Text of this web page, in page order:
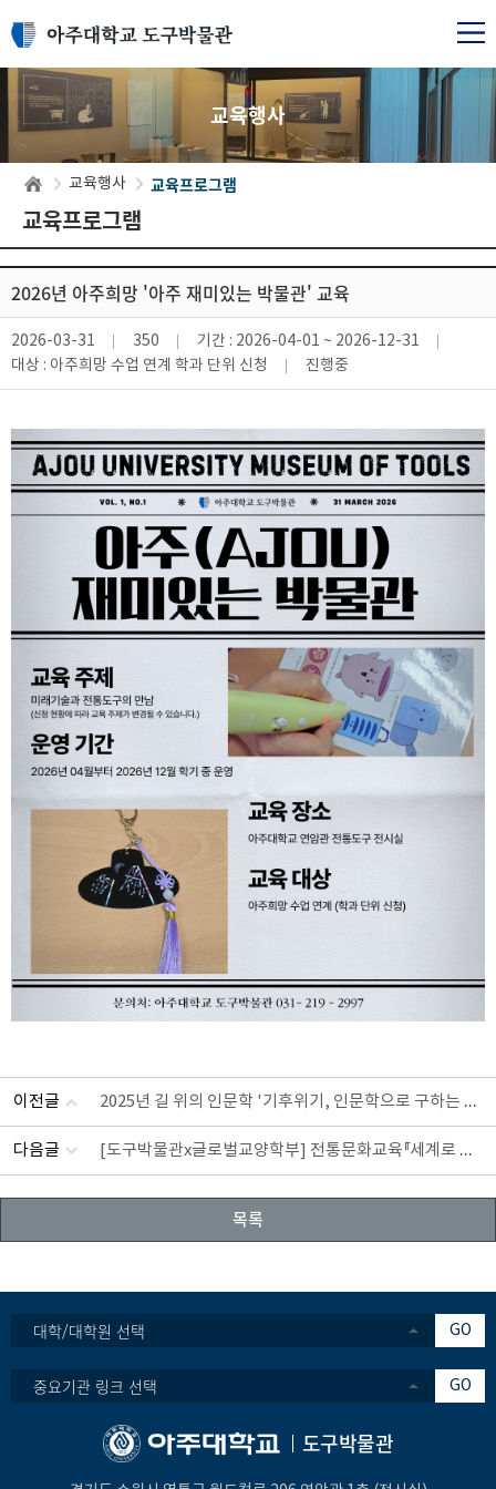
교육행사
교육행사 교육프로그램
교육프로그램
2026년 아주희망 '아주 재미있는 박물관' 교육
2026-03-31 350 기간 : 2026-04-01 ~ 2026-12-31
대상 : 아주희망 수업 연계 학과 단위 신청 진행중
이전글 2025년 길 위의 인문학 '기후위기, 인문학으로 구하는 수원' 교육
다음글 [도구박물관x글로벌교양학부] 전통문화교육『세계로 부는 바람』참여자 모집 (~5/26)
목록
대학/대학원 선택 GO
중요기관 링크 선택 GO
도구박물관